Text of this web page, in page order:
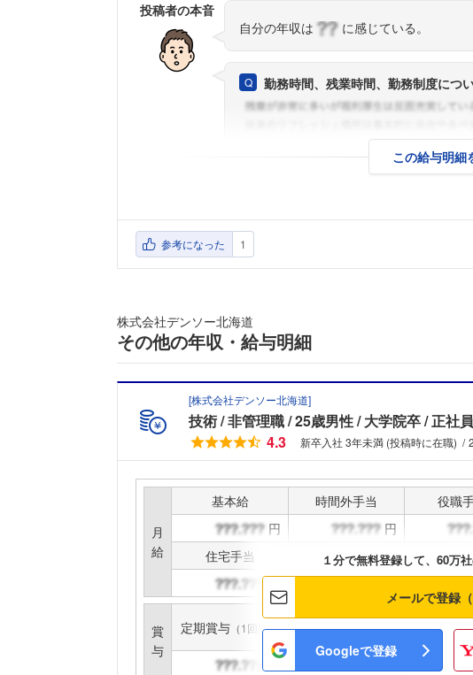
投稿者の本音
自分の年収は
に感じている。
勤務時間、残業時間、勤務制度につ
この給与明細
参考になった 1
株式会社デンソー北海道
その他の年収・給与明細
[株式会社デンソー北海道]
技術 非管理職 25歳男性 大学院卒 正社員
4.3
新卒入社 3年未満 (投稿時に在職)
月
給
基本給 時間外手当 役職
円
円
住宅手当
家族手当 通勤
賞
与
定期賞与 （1回計） インセンティブ賞与 決算
１分で無料登録して、60万
メールで登録（
Googleで登録